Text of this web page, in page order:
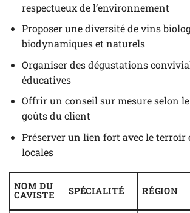
respectueux de l’environnement
Proposer une diversité de vins
biodynamiques et naturels
Organiser des dégustations
éducatives
Offrir un conseil sur mesure selon
goûts du client
Préserver un lien fort avec le
locales
NOM DU
CAVISTE SPÉCIALITÉ RÉGION